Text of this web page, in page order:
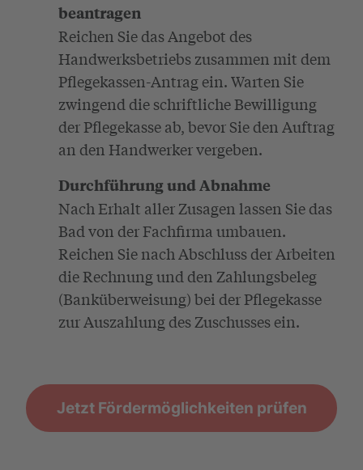
beantragen
Reichen Sie das Angebot des
Handwerksbetriebs zusammen mit dem
Pflegekassen-Antrag ein. Warten Sie
zwingend die schriftliche Bewilligung
der Pflegekasse ab, bevor Sie den Auftrag
an den Handwerker vergeben.
Durchführung und Abnahme
Nach Erhalt aller Zusagen lassen Sie das
Bad von der Fachfirma umbauen.
Reichen Sie nach Abschluss der Arbeiten
die Rechnung und den Zahlungsbeleg
(Banküberweisung) bei der Pflegekasse
zur Auszahlung des Zuschusses ein.
Jetzt Fördermöglichkeiten prüfen